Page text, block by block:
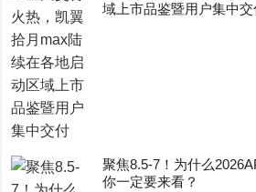
域上市品鉴暨用户集中交
聚焦8.5-7！为什么
你一定要来看？